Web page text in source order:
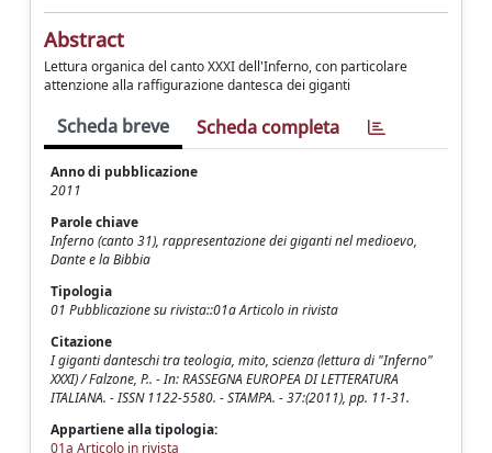
Abstract
Lettura organica del canto XXXI dell'Inferno, con particolare
attenzione alla raffigurazione dantesca dei giganti
Scheda breve Scheda completa
Anno di pubblicazione
2011
Parole chiave
Inferno (canto 31), rappresentazione dei giganti nel medioevo,
Dante e la Bibbia
Tipologia
01 Pubblicazione su rivista::01a Articolo in rivista
Citazione
I giganti danteschi tra teologia, mito, scienza (lettura di "Inferno"
XXXI) / Falzone, P.. - In: RASSEGNA EUROPEA DI LETTERATURA
ITALIANA. - ISSN 1122-5580. - STAMPA. - 37:(2011), pp. 11-31.
Appartiene alla tipologia:
01a Articolo in rivista